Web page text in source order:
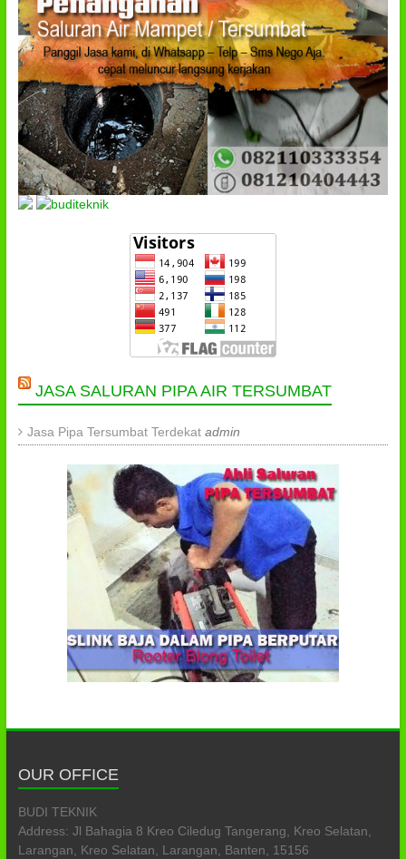
JASA SALURAN PIPA AIR TERSUMBAT
Jasa Pipa Tersumbat Terdekat admin
OUR OFFICE
BUDI TEKNIK
Address: Jl Bahagia 8 Kreo Ciledug Tangerang, Kreo Selatan,
Larangan, Kreo Selatan, Larangan, Banten, 15156